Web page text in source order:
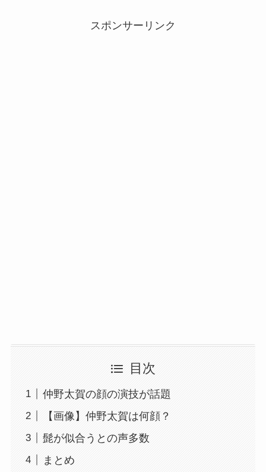
スポンサーリンク
目次
仲野太賀の顔の演技が話題
【画像】仲野太賀は何顔？
髭が似合うとの声多数
まとめ